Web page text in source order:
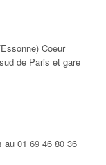
Coeur
de Paris et gare
au 01 69 46 80 36